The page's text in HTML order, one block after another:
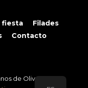
fiesta
Filades
Contacto
de Oliva © 2024